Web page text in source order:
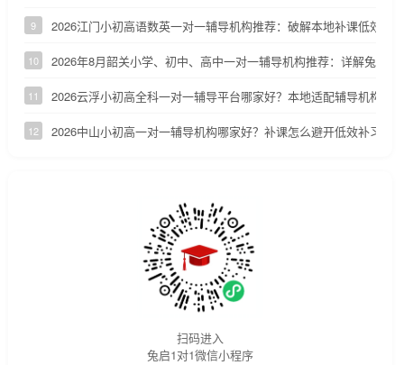
9 2026江门小初高语数英一对一辅导机构推荐：破解本地补课低效、
10 2026年8月韶关小学、初中、高中一对一辅导机构推荐：详解兔启1
11 2026云浮小初高全科一对一辅导平台哪家好？本地适配辅导机构深
12 2026中山小初高一对一辅导机构哪家好？补课怎么避开低效补习陷阱
扫码进入
兔启1对1微信小程序